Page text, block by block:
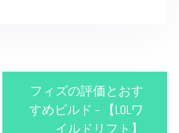
フィズの評価とおす
すめビルド – 【LOLワ
イルドリフト】